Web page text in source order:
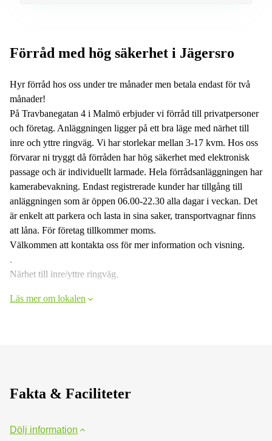
Förråd med hög säkerhet i Jägersro
Hyr förråd hos oss under tre månader men betala endast för två
månader!
På Travbanegatan 4 i Malmö erbjuder vi förråd till privatpersoner
och företag. Anläggningen ligger på ett bra läge med närhet till
inre och yttre ringväg. Vi har storlekar mellan 3-17 kvm. Hos oss
förvarar ni tryggt då förråden har hög säkerhet med elektronisk
passage och är individuellt larmade. Hela förrådsanläggningen har
kamerabevakning. Endast registrerade kunder har tillgång till
anläggningen som är öppen 06.00-22.30 alla dagar i veckan. Det
är enkelt att parkera och lasta in sina saker, transportvagnar finns
att låna. För företag tillkommer moms.
Välkommen att kontakta oss för mer information och visning.
.
Närhet till inre/yttre ringväg.
Läs mer om lokalen
Fakta & Faciliteter
Dölj information